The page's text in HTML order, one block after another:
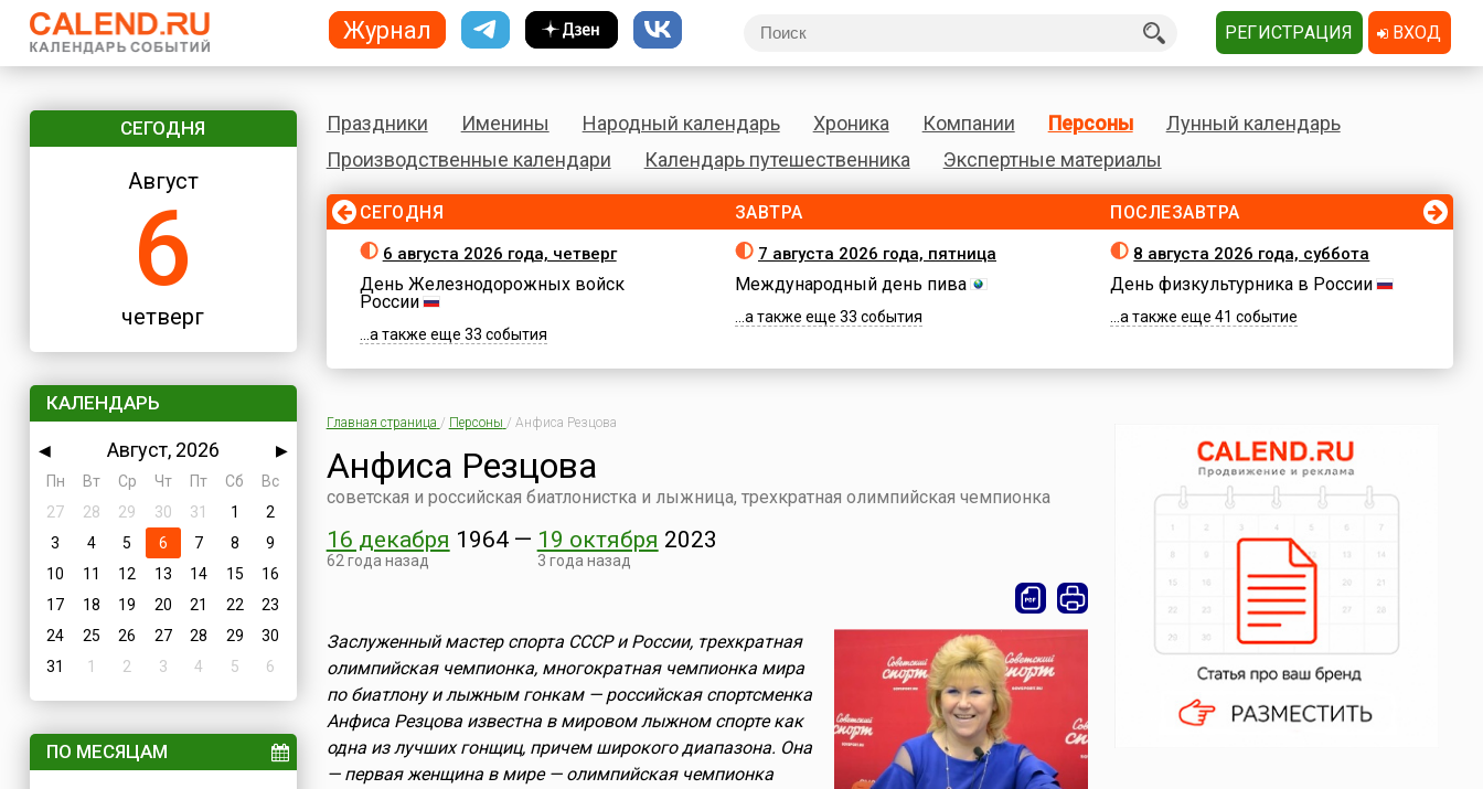
СЕГОДНЯ
Август
6
четверг
КАЛЕНДАРЬ
◀ Август, 2026
▶
Пн
Вт Ср Чт Пт Сб
Вс
27
28 29 30 31 1
2
3
4 5 6 7 8
9
10
11 12 13 14 15
16
17
18 19 20 21 22
23
24
25 26 27 28 29
30
31
1 2 3 4 5 6
ПО МЕСЯЦАМ
Праздники Именины Народный календарь Хроника Компании Персоны
Лунный календарь
Производственные календари
Календарь путешественника Экспертные материалы
СЕГОДНЯ
6 августа 2026 года, четверг
День Железнодорожных войск
России
...а также еще 33 события
ЗАВТРА
7 августа 2026 года, пятница
Международный день пива
...а также еще 33 события
ПОСЛЕЗАВТРА
8 августа 2026 года, суббота
День физкультурника в России
...а также еще 41 событие
Главная страница / Персоны / Анфиса Резцова
Анфиса Резцова
советская и российская биатлонистка и лыжница, трехкратная олимпийская чемпионка
16 декабря 1964
62 года назад
— 19 октября 2023
3 года назад
Заслуженный мастер спорта СССР и России, трехкратная
олимпийская чемпионка, многократная чемпионка мира
по биатлону и лыжным гонкам — российская спортсменка
Анфиса Резцова известна в мировом лыжном спорте как
одна из лучших гонщиц, причем широкого диапазона. Она
— первая женщина в мире — олимпийская чемпионка
Журнал РЕГИСТРАЦИЯ ВХОД